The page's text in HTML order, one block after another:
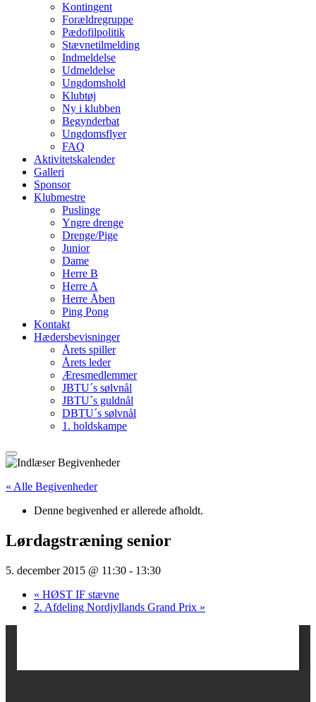
Kontingent
Forældregruppe
Pædofilpolitik
Stævnetilmelding
Indmeldelse
Udmeldelse
Ungdomshold
Klubtøj
Ny i klubben
Begynderbat
Ungdomsflyer
FAQ
Aktivitetskalender
Galleri
Sponsor
Klubmestre
Puslinge
Yngre drenge
Drenge/Pige
Junior
Dame
Herre B
Herre A
Herre Åben
Ping Pong
Kontakt
Hædersbevisninger
Årets spiller
Årets leder
Æresmedlemmer
JBTU´s sølvnål
JBTU´s guldnål
DBTU´s sølvnål
1. holdskampe
« Alle Begivenheder
Denne begivenhed er allerede afholdt.
Lørdagstræning senior
5. december 2015 @ 11:30 - 13:30
« HØST IF stævne
2. Afdeling Nordjyllands Grand Prix »